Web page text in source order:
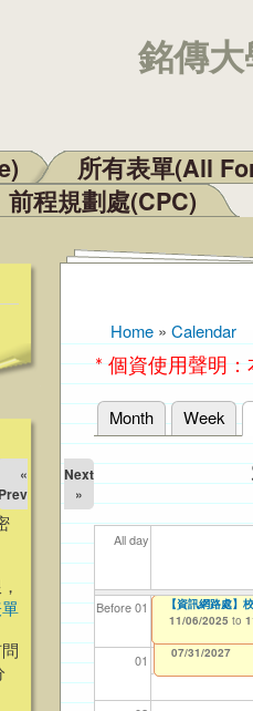
銘傳
所有表單(All
前程規劃處(CPC)
You are here
Home » Calendar
* 個資使用聲明
Primary tabs
Month Week
«
Prev
Next
»
All day
Before 01
01
【資網處】
整合系統～表單
12/31/2027
【財務處】工讀
11/12/2021 to
【財務處】漏打
錄
07/31/2027
114
04/
114
02/
114
03/
【學
07/
114
09/
教務
11/
【資訊網路處】
10/29/2025 to
【資訊網路處
11/06/2025 to